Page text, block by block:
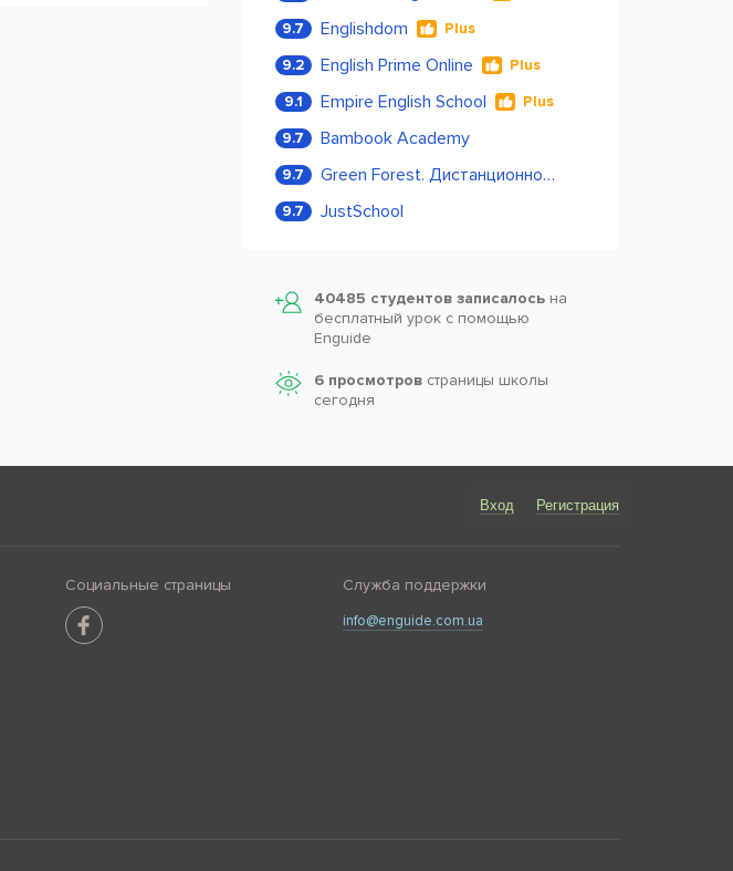
9.7 Englishdom Plus
9.2 English Prime Online Plus
9.1 Empire English School Plus
9.7 Bambook Academy
9.7 Green Forest. Дистанционное обучение
9.7 JustSchool
40485 студентов записалось на
бесплатный урок с помощью
Enguide
6 просмотровстраницы школы
сегодня
Вход Регистрация
Социальные страницы Служба поддержки
info@enguide.com.ua